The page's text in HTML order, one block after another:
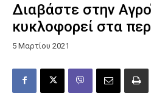
Διαβάστε στην
κυκλοφορεί στα
5 Μαρτίου 2021